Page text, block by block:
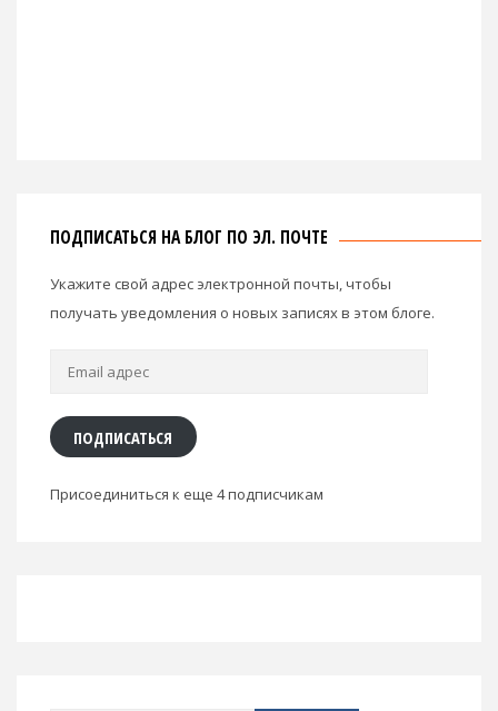
ПОДПИСАТЬСЯ НА БЛОГ ПО ЭЛ. ПОЧТЕ
Укажите свой адрес электронной почты, чтобы
получать уведомления о новых записях в этом блоге.
Email
ПОДПИСАТЬСЯ
Присоединиться к еще 4 подписчикам